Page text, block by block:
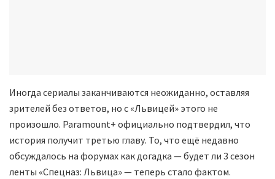
Иногда сериалы заканчиваются неожиданно, оставляя
зрителей без ответов, но с «Львицей» этого не
произошло. Paramount+ официально подтвердил, что
история получит третью главу. То, что ещё недавно
обсуждалось на форумах как догадка — будет ли 3 сезон
ленты «Спецназ: Львица» — теперь стало фактом.